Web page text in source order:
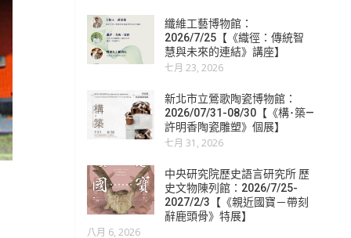
纖維工藝博物館：
2026/7/25【《織徑：傳統智
慧與未來的連結》講座】
七月 23, 2026
新北市立鶯歌陶瓷博物館：
2026/07/31-08/30【《構･築—
許明香陶瓷雕塑》個展】
七月 31, 2026
中央研究院歷史語言研究所 歷
史文物陳列館：2026/7/25-
2027/2/3【《親近國寶－帶刻
辭鹿頭骨》特展】
八月 6, 2026